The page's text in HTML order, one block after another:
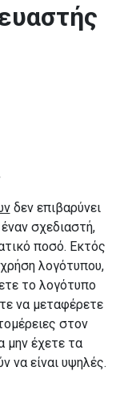
δεν επιβαρύνει
σχεδιαστή,
ποσό. Εκτός
λογότυπου,
το λογότυπο
να μεταφέρετε
στον
μην έχετε τα
να είναι υψηλές.